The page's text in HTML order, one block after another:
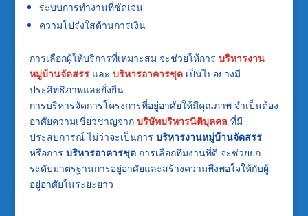
ระบบการทำงานที่ชัดเจน
ความโปร่งใสด้านการเงิน
การเลือกผู้ให้บริการที่เหมาะสม จะช่วยให้การ บริหารงาน
หมู่บ้านจัดสรรและ บริหารอาคารชุดเป็นไปอย่างมี
ประสิทธิภาพและยั่งยืน
การบริหารจัดการโครงการที่อยู่อาศัยให้มีคุณภาพ จำเป็นต้อง
อาศัยความเชี่ยวชาญจาก บริษัทบริหารนิติบุคคล ที่มี
ประสบการณ์ ไม่ว่าจะเป็นการ บริหารงานหมู่บ้านจัดสรร
หรือการ บริหารอาคารชุดการเลือกทีมงานที่ดี จะช่วยยก
ระดับมาตรฐานการอยู่อาศัยและสร้างความพึงพอใจให้กับผู้
อยู่อาศัยในระยะยาว